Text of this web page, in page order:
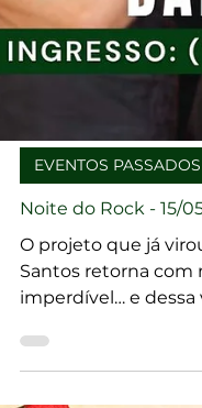
EVENTOS PASSADOS